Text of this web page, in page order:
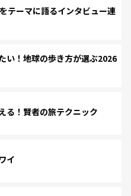
テーマに語るインタビュー連
い！地球の歩き方が選ぶ2026
る！賢者の旅テクニック
イ